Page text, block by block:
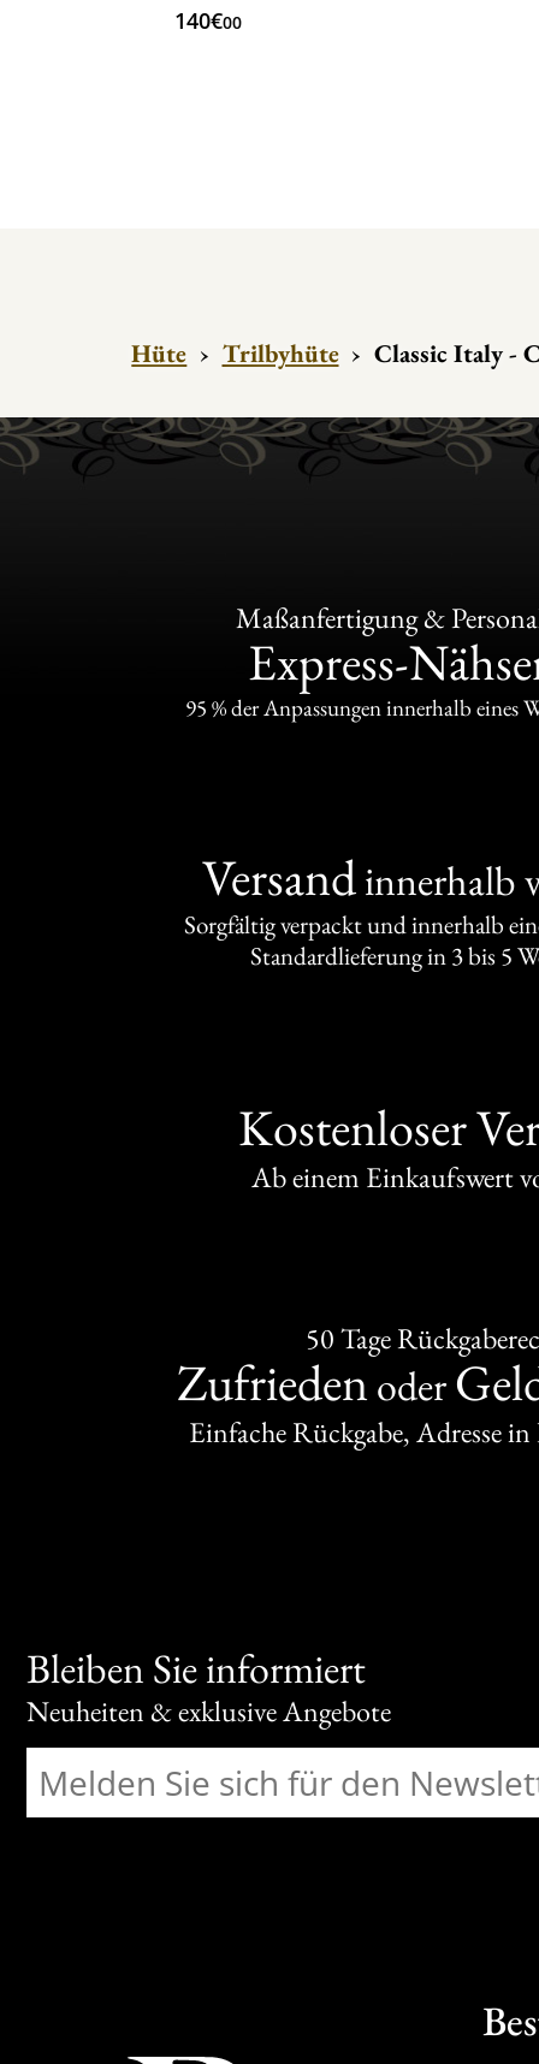
140€00
Hüte › Trilbyhüte › Classic Italy -
Maßanfertigung &
Express-
95 % der Anpassungen innerhalb eines
Versandinnerhalb
Sorgfältig verpackt und innerhalb
Standardlieferung in 3 bis 5
Kostenloser
Ab einem Einkaufswert
50 Tage
Zufrieden oder
Einfache Rückgabe, Adresse
Bleiben Sie informiert
Neuheiten & exklusive Angebote